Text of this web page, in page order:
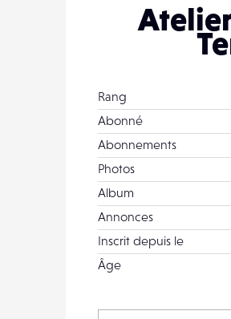
Rang
Abonné
Abonnements
Photos
Album
Annonces
Inscrit depuis le
Âge